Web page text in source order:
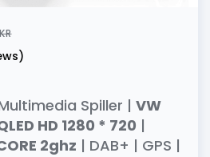
KR
Spiller | VW
HD 1280 * 720 |
2ghz | DAB+ | GPS |